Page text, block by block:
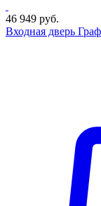
46 949 руб.
Входная дверь